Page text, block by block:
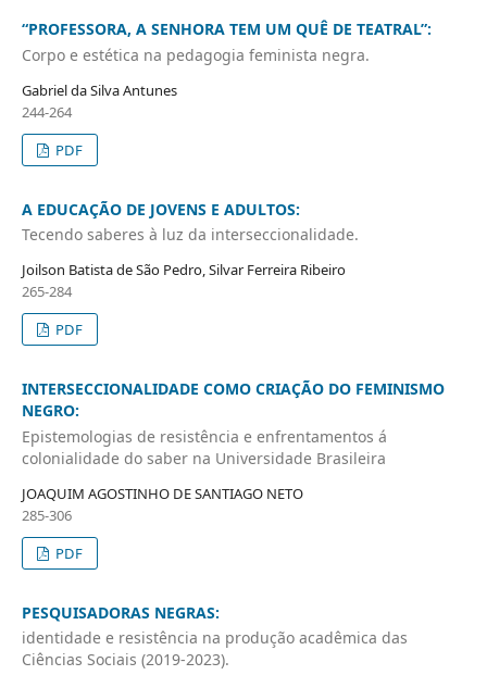
“PROFESSORA, A SENHORA TEM UM QUÊ DE TEATRAL”:
Corpo e estética na pedagogia feminista negra.
Gabriel da Silva Antunes
244-264
PDF
A EDUCAÇÃO DE JOVENS E ADULTOS:
Tecendo saberes à luz da interseccionalidade.
Joilson Batista de São Pedro, Silvar Ferreira Ribeiro
265-284
PDF
INTERSECCIONALIDADE COMO CRIAÇÃO DO FEMINISMO
NEGRO:
Epistemologias de resistência e enfrentamentos á
colonialidade do saber na Universidade Brasileira
JOAQUIM AGOSTINHO DE SANTIAGO NETO
285-306
PDF
PESQUISADORAS NEGRAS:
identidade e resistência na produção acadêmica das
Ciências Sociais (2019-2023).